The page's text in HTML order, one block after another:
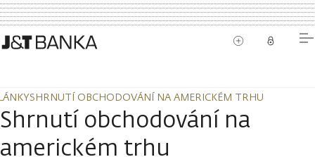
SHRNUTÍ OBCHODOVÁNÍ NA AMERICKÉM TRHU
SHRNUTÍ OBCHODOVÁNÍ NA AMERICKÉM TRHU
Shrnutí obchodování na
americkém trhu